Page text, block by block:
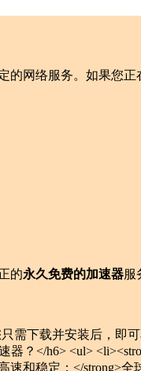
的网络服务。如果您正
的永久免费的加速器服